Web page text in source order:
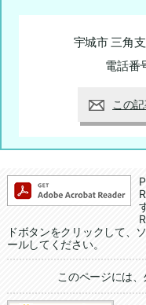
宇城市 三角
電話番
この
追加情報：PDFファイル
ドボタンをクリックして、
ールしてください。
追加情報：外部リンク
このページには、